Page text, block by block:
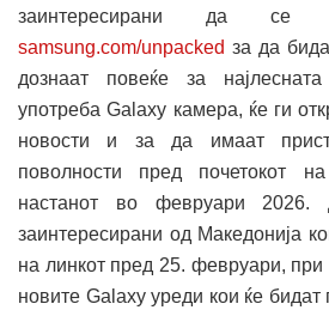
заинтересирани да се
samsung.com/unpacked за да
дознаат повеќе за
употреба Galaxy камера, ќе ги
новости и за да имаат
поволности пред почетокот
настанот во февруари 2026.
заинтересирани од Македонија
на линкот пред 25. февруари,
новите Galaxy уреди кои ќе бидат